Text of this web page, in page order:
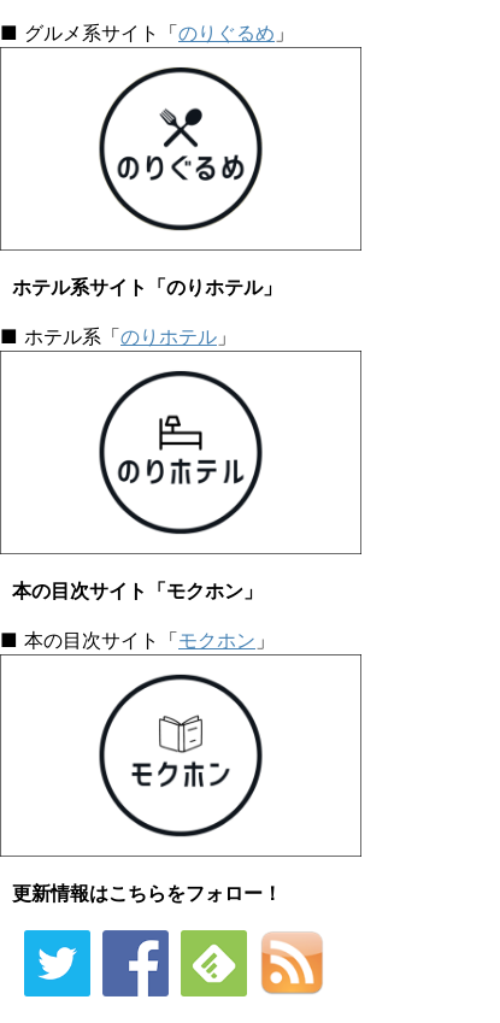
の
■ グルメ系サイト「のりぐるめ 」
ホテル系サイト「のりホテル」
■ ホテル系「のりホテル 」
本の目次サイト「モクホン」
■ 本の目次サイト「モクホン 」
更新情報はこちらをフォロー！